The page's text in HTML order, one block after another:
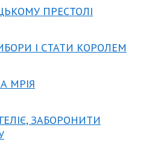
ПРЕСТОЛІ
І СТАТИ КОРОЛЕМ
МРІЯ
ЗАБОРОНИТИ